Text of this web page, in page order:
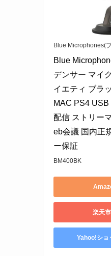
Blue Microphones(
Blue
デンサー マイ
イエティ ブラ
MAC PS4
配信 ストリー
eb会議 国内正
ー保証
BM400BK
楽天
Yahoo!ショ